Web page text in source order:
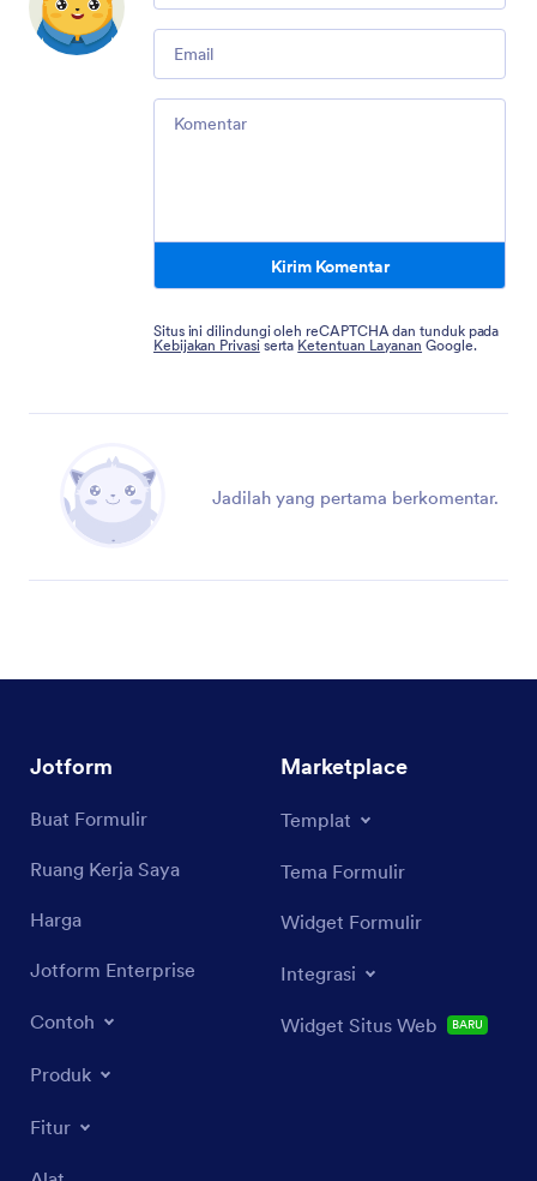
Kirim Komentar
Situs ini dilindungi oleh reCAPTCHA dan tunduk pada
Kebijakan Privasiserta Ketentuan Layanan Google.
Jadilah yang pertama berkomentar.
Jotform
Buat Formulir
Ruang Kerja Saya
Harga
Jotform Enterprise
Contoh
Produk
Fitur
Marketplace
Templat
Tema Formulir
Widget Formulir
Integrasi
Widget Situs Web BARU